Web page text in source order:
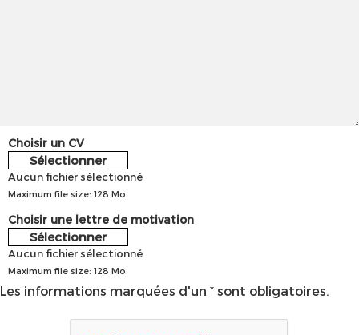
Choisir un CV
Sélectionner
Aucun fichier sélectionné
Maximum file size: 128 Mo.
Choisir une lettre de motivation
Sélectionner
Aucun fichier sélectionné
Maximum file size: 128 Mo.
Les informations marquées d'un * sont obligatoires.